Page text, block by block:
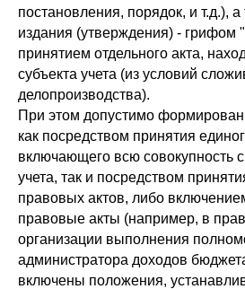
постановления, порядок, и т.д.),
издания (утверждения) - грифом
принятием отдельного акта,
субъекта учета (из условий
делопроизводства).
При этом допустимо
как посредством принятия
включающего всю совокупность
учета, так и посредством
правовых актов, либо
правовые акты (например, в
организации выполнения
администратора доходов
включены положения,